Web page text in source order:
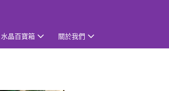
水晶百寶箱 關於我們